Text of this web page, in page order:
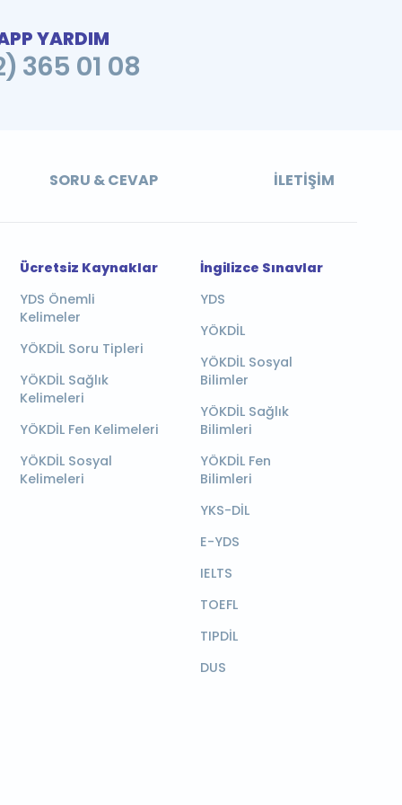
YARDIM
365 01 08
SORU & CEVAP İLETIŞIM
Ücretsiz Kaynaklar
YDS Önemli
Kelimeler
YÖKDİL Soru Tipleri
YÖKDİL Sağlık
Kelimeleri
YÖKDİL Fen Kelimeleri
YÖKDİL Sosyal
Kelimeleri
İngilizce Sınavlar
YDS
YÖKDİL
YÖKDİL Sosyal
Bilimler
YÖKDİL Sağlık
Bilimleri
YÖKDİL Fen
Bilimleri
YKS-DİL
E-YDS
IELTS
TOEFL
TIPDİL
DUS